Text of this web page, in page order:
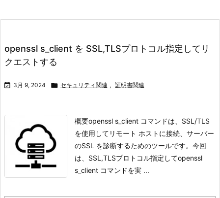
openssl s_client を SSL,TLSプロトコル指定してリ
クエストする
 3月 9, 2024  セキュリティ関連 , 証明書関連
概要openssl s_client コマンドは、SSL/TLS
を使用してリモート ホストに接続、サーバー
のSSL を診断するためのツールです。 今回
は、SSL,TLSプロトコル指定してopenssl
s_client コマンドを実 ...